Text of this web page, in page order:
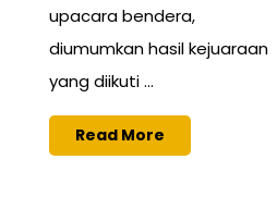
upacara bendera,
diumumkan hasil kejuaraan
yang diikuti ...
Read More